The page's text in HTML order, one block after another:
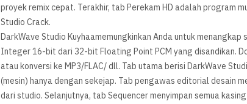
proyek remix cepat. Terakhir, tab Perekam HD adalah program
Studio Crack.
DarkWave Studio Kuyhaamemungkinkan Anda untuk
Integer 16-bit dari 32-bit Floating Point PCM yang disandikan.
atau konversi ke MP3/FLAC/ dll. Tab utama berisi DarkWave
(mesin) hanya dengan sekejap. Tab pengawas editorial desain
dari studio. Selanjutnya, tab Sequencer menyimpan semua